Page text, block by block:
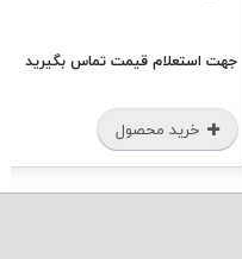
جهت استعلام قیمت تماس بگیرید
خرید محصول